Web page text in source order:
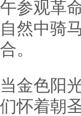
午参观革
自然中骑
合。
当金色阳
们怀着朝